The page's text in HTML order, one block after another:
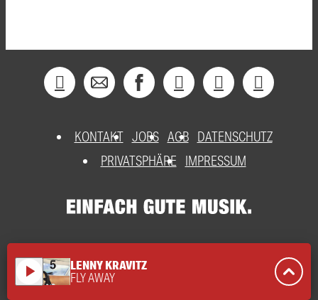
KONTAKT JOBS AGB DATENSCHUTZ
PRIVATSPHÄRE
IMPRESSUM
play_arrow LENNY KRAVITZ
FLY AWAY